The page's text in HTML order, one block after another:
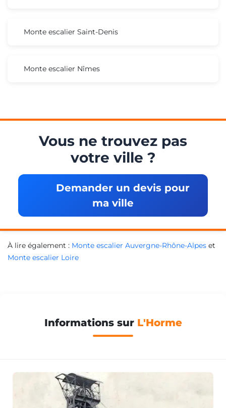
Monte escalier Saint-Denis
Monte escalier Nîmes
Vous ne trouvez pas
votre ville ?
Demander un devis pour
ma ville
À lire également : Monte escalier Auvergne-Rhône-Alpes et
Monte escalier Loire
Informations sur L'Horme